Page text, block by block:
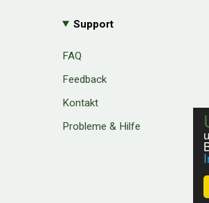
Support
FAQ
Feedback
Kontakt
Probleme & Hilfe